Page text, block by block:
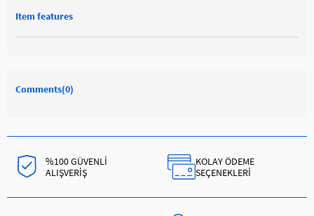
Item features
Comments(0)
%100 GÜVENLİ
ALIŞVERİŞ
KOLAY ÖDEME
SEÇENEKLERİ